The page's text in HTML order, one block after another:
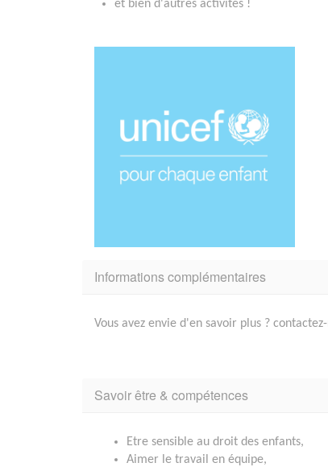
et bien d'autres activités !
Informations complémentaires
Vous avez envie d'en savoir plus ?
Savoir être & compétences
Etre sensible au droit des enfants,
Aimer le travail en équipe,